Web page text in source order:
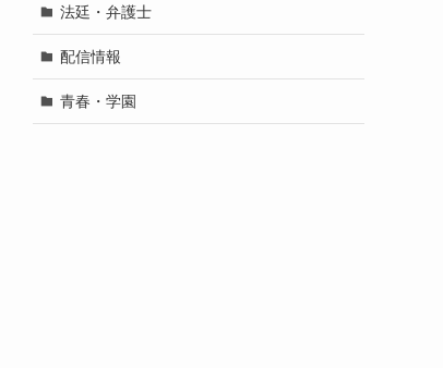
法廷・弁護士
配信情報
青春・学園